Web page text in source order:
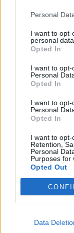
Personal
I want to
personal data.
Opted In
I want to
Personal
Opted In
I want to
Personal
Opted In
I want to opt-
Retention,
Personal
Purposes for
Opted Out
Data
συμμετοχής του
25 Μαρτίου 2026 19:47
ΑΕΚ: Αγωνία
στην Εθνική